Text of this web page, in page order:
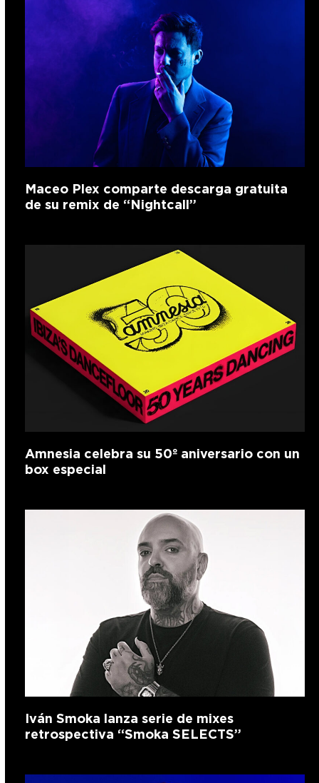
Maceo Plex comparte descarga gratuita
de su remix de “Nightcall”
Amnesia celebra su 50º aniversario con un
box especial
Iván Smoka lanza serie de mixes
retrospectiva “Smoka SELECTS”